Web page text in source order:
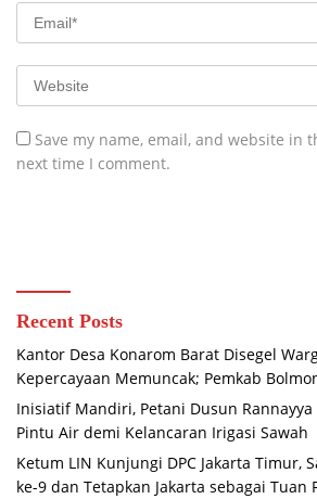
Save my name, email, and website in
next time I comment.
Recent Posts
Kantor Desa Konarom Barat Disegel
Kepercayaan Memuncak; Pemkab
Inisiatif Mandiri, Petani Dusun Rannayya
Pintu Air demi Kelancaran Irigasi Sawah
Ketum LIN Kunjungi DPC Jakarta Timur,
ke-9 dan Tetapkan Jakarta sebagai Tuan